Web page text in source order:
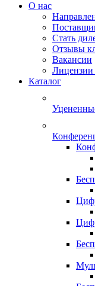
О нас
Стать
Отзывы
Вакансии
Лицензии
Каталог